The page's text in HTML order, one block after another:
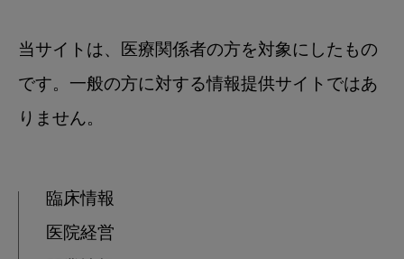
当サイトは、医療関係者の方を対象にしたもの
です。一般の方に対する情報提供サイトではあ
りません。
臨床情報
医院経営